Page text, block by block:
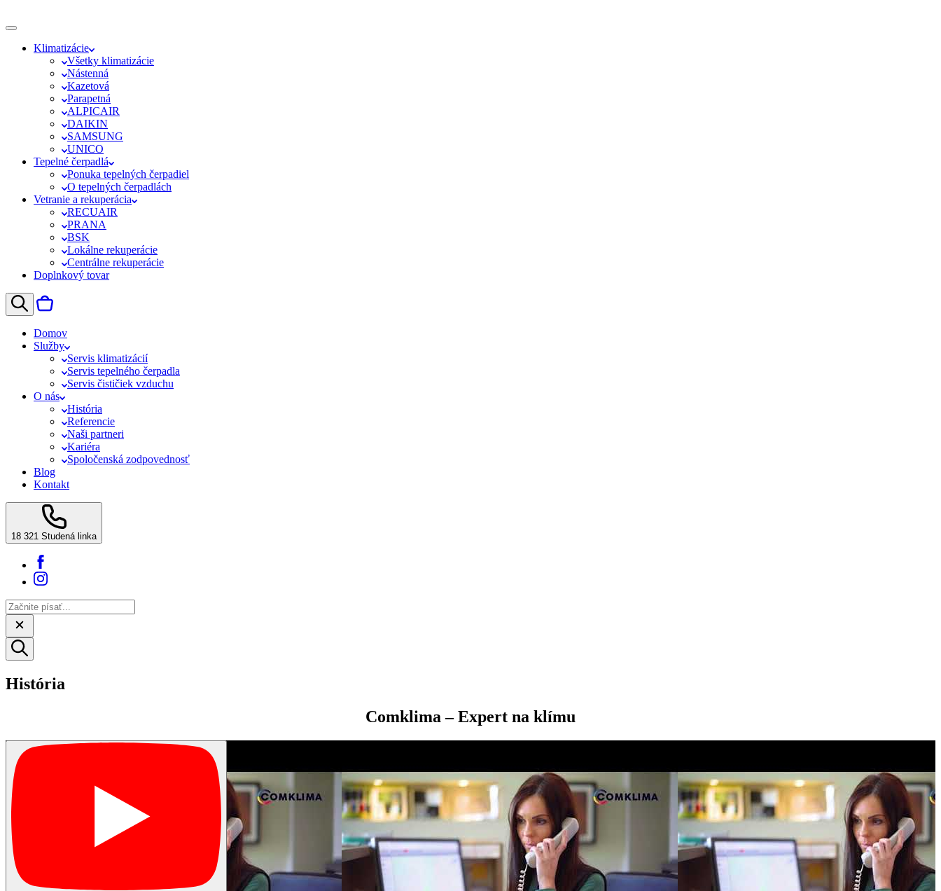
Klimatizácie
Všetky klimatizácie
Nástenná
Kazetová
Parapetná
ALPICAIR
DAIKIN
SAMSUNG
UNICO
Tepelné čerpadlá
Ponuka tepelných čerpadiel
O tepelných čerpadlách
Vetranie a rekuperácia
RECUAIR
PRANA
BSK
Lokálne rekuperácie
Centrálne rekuperácie
Doplnkový tovar
Domov
Služby
Servis klimatizácií
Servis tepelného čerpadla
Servis čističiek vzduchu
O nás
História
Referencie
Naši partneri
Kariéra
Spoločenská zodpovednosť
Blog
Kontakt
18 321 Studená linka
História
Comklima – Expert na klímu